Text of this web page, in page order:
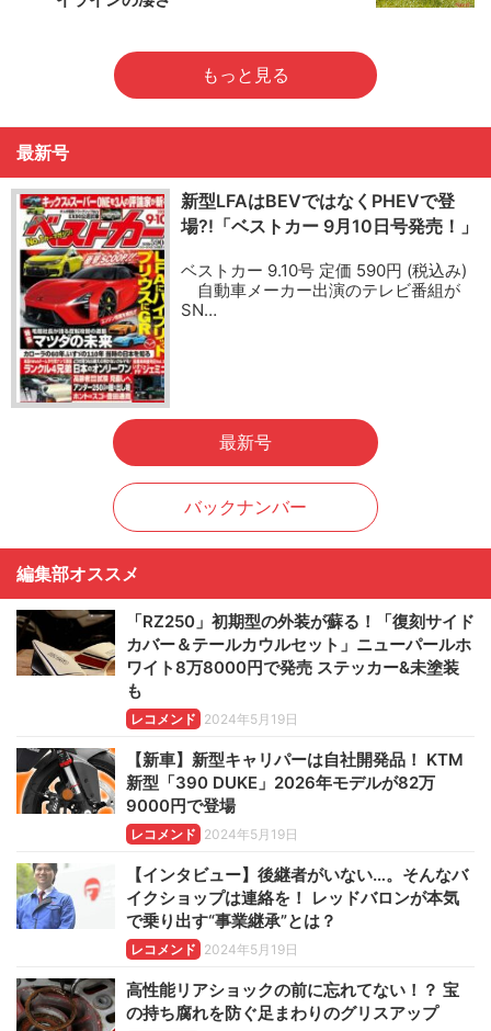
もっと見る
最新号
新型LFAはBEVではなくPHEVで登
場?!「ベストカー 9月10日号発売！」
ベストカー 9.10号 定価 590円 (税込み)
自動車メーカー出演のテレビ番組が
SN…
最新号
バックナンバー
編集部オススメ
「RZ250」初期型の外装が蘇る！「復刻サイド
カバー＆テールカウルセット」ニューパールホ
ワイト8万8000円で発売 ステッカー&未塗装
も
レコメンド 2024年5月19日
【新車】新型キャリパーは自社開発品！ KTM
新型「390 DUKE」2026年モデルが82万
9000円で登場
レコメンド 2024年5月19日
【インタビュー】後継者がいない…。そんなバ
イクショップは連絡を！ レッドバロンが本気
で乗り出す“事業継承”とは？
レコメンド 2024年5月19日
高性能リアショックの前に忘れてない！？ 宝
の持ち腐れを防ぐ足まわりのグリスアップ